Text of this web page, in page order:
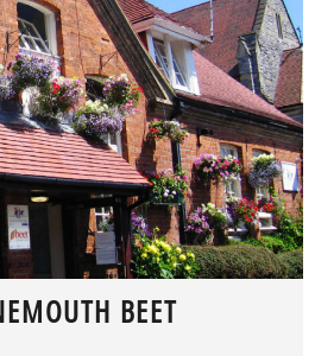
BEET